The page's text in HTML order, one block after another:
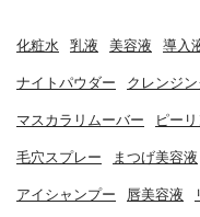
化粧水 乳液 美容液 導入
ナイトパウダー クレンジ
マスカラリムーバー ピー
毛穴スプレー まつげ美容液
アイシャンプー 唇美容液